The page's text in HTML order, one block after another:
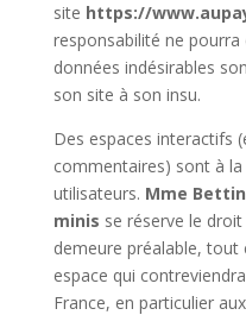
site https://
responsabilité ne
données indésirables
son site à son insu.
Des espaces interactifs
commentaires) sont à
utilisateurs. Mme
minis se réserve le
demeure préalable,
espace qui
France, en particulier